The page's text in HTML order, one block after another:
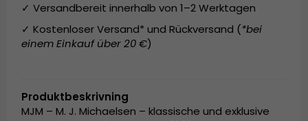
✓ Versandbereit innerhalb von 1–2 Werktagen
✓ Kostenloser Versand* und Rückversand (*bei
einem Einkauf über 20 €)
Produktbeskrivning
MJM – M. J. Michaelsen – klassische und exklusive